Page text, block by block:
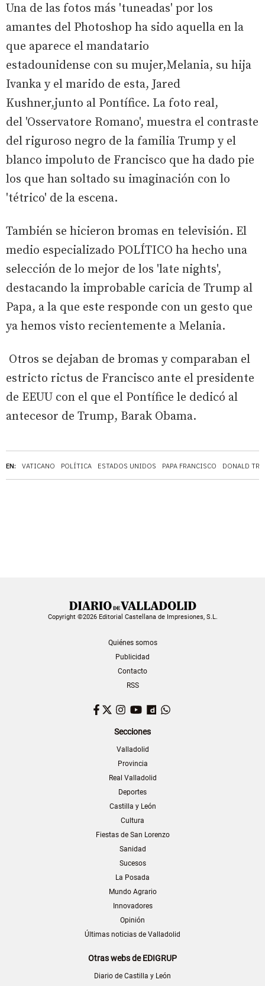
EN: VATICANO POLÍTICA ESTADOS UNIDOS PAPA FRANCISCO DONALD
Una de las fotos más 'tuneadas' por los
amantes del Photoshop ha sido aquella en la
que aparece el mandatario
estadounidense con su mujer,Melania, su hija
Ivanka y el marido de esta, Jared
Kushner,junto al Pontífice. La foto real,
del 'Osservatore Romano', muestra el contraste
del riguroso negro de la familia Trump y el
blanco impoluto de Francisco que ha dado pie
los que han soltado su imaginación con lo
'tétrico' de la escena.
También se hicieron bromas en televisión. El
medio especializado POLÍTICO ha hecho una
selección de lo mejor de los 'late nights',
destacando la improbable caricia de Trump al
Papa, a la que este responde con un gesto que
ya hemos visto recientemente a Melania.
Otros se dejaban de bromas y comparaban el
estricto rictus de Francisco ante el presidente
de EEUU con el que el Pontífice le dedicó al
antecesor de Trump, Barak Obama.
Copyright ©2026 Editorial Castellana de Impresiones, S.L.
Quiénes somos
Publicidad
Contacto
RSS
Facebook
TwitterInstagram
YouTubeDailymotion
Secciones
Valladolid
Provincia
Real Valladolid
Deportes
Castilla y León
Cultura
Fiestas de San Lorenzo
Sanidad
Sucesos
La Posada
Mundo Agrario
Innovadores
Opinión
Últimas noticias de Valladolid
Otras webs de EDIGRUP
Diario de Castilla y León